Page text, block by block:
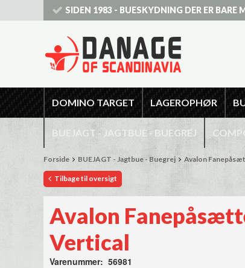
SIDEN 1983 - BUESKYDNING DER ER BARE
DOMINO TARGET LAGEROPHØR
BUEJAGT - JAGTBUE - BUEGREJ
Forside BUEJAGT - Jagtbue - Buegrej Avalon
Tilbage til oversigt
Avalon
Vertical
Varenummer: 56981